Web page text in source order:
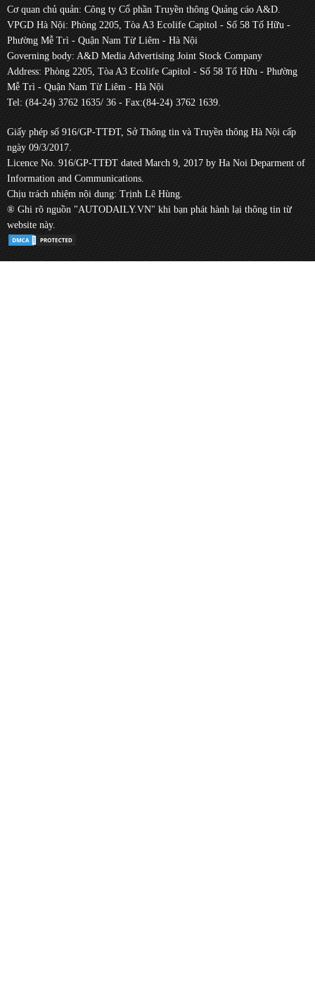
Cơ quan chủ quản: Công ty Cổ phần Truyền thông Quảng cáo A&D.
VPGD Hà Nội: Phòng 2205, Tòa A3 Ecolife Capitol - Số 58 Tố Hữu -
Phường Mễ Trì - Quận Nam Từ Liêm - Hà Nội
Governing body: A&D Media Advertising Joint Stock Company
Address: Phòng 2205, Tòa A3 Ecolife Capitol - Số 58 Tố Hữu - Phường
Mễ Trì - Quận Nam Từ Liêm - Hà Nội
Tel: (84-24) 3762 1635/ 36 - Fax:(84-24) 3762 1639.
Giấy phép số 916/GP-TTĐT, Sở Thông tin và Truyền thông Hà Nội cấp
ngày 09/3/2017.
Licence No. 916/GP-TTĐT dated March 9, 2017 by Ha Noi Deparment of
Information and Communications.
Chịu trách nhiệm nội dung: Trịnh Lê Hùng.
® Ghi rõ nguồn "AUTODAILY.VN" khi bạn phát hành lại thông tin từ
website này.